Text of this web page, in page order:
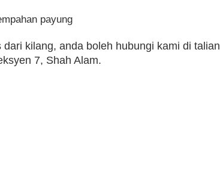
payung
kilang, anda boleh hubungi kami di talian
7, Shah Alam.